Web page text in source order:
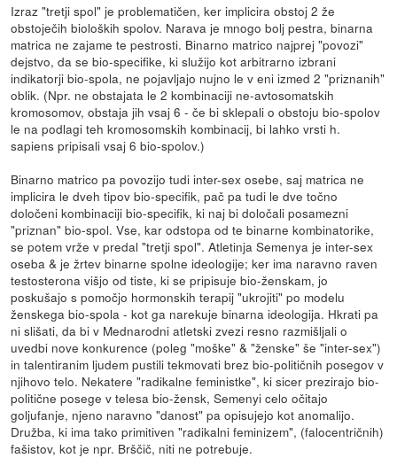
Izraz "tretji spol" je problematičen, ker implicira obstoj 2 že
obstoječih bioloških spolov. Narava je mnogo bolj pestra, binarna
matrica ne zajame te pestrosti. Binarno matrico najprej "povozi"
dejstvo, da se bio-specifike, ki služijo kot arbitrarno izbrani
indikatorji bio-spola, ne pojavljajo nujno le v eni izmed 2 "priznanih"
oblik. (Npr. ne obstajata le 2 kombinaciji ne-avtosomatskih
kromosomov, obstaja jih vsaj 6 - če bi sklepali o obstoju bio-spolov
le na podlagi teh kromosomskih kombinacij, bi lahko vrsti h.
sapiens pripisali vsaj 6 bio-spolov.)
Binarno matrico pa povozijo tudi inter-sex osebe, saj matrica ne
implicira le dveh tipov bio-specifik, pač pa tudi le dve točno
določeni kombinaciji bio-specifik, ki naj bi določali posamezni
"priznan" bio-spol. Vse, kar odstopa od te binarne kombinatorike,
se potem vrže v predal "tretji spol". Atletinja Semenya je inter-sex
oseba & je žrtev binarne spolne ideologije; ker ima naravno raven
testosterona višjo od tiste, ki se pripisuje bio-ženskam, jo
poskušajo s pomočjo hormonskih terapij "ukrojiti" po modelu
ženskega bio-spola - kot ga narekuje binarna ideologija. Hkrati pa
ni slišati, da bi v Mednarodni atletski zvezi resno razmišljali o
uvedbi nove konkurence (poleg "moške" & "ženske" še "inter-sex")
in talentiranim ljudem pustili tekmovati brez bio-političnih posegov v
njihovo telo. Nekatere "radikalne feministke", ki sicer prezirajo bio-
politične posege v telesa bio-žensk, Semenyi celo očitajo
goljufanje, njeno naravno "danost" pa opisujejo kot anomalijo.
Družba, ki ima tako primitiven "radikalni feminizem", (falocentričnih)
fašistov, kot je npr. Brščič, niti ne potrebuje.